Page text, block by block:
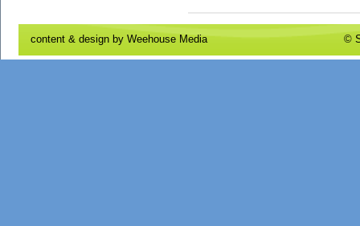
content & design by Weehouse Media ©